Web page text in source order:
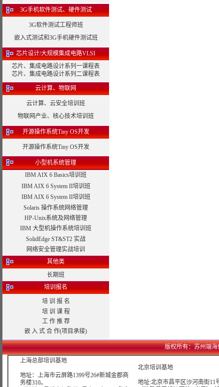
3G手机软件测试、硬件测试
3G软件测试工程师班
嵌入式测试和3G手机硬件测试班
芯片设计/大规模集成电路VLSI
芯片、集成电路设计系列一课程表
芯片、集成电路设计系列二课程表
云计算、物联网
云计算、云安全培训班
物联网产业、核心技术培训班
开源操作系统Tiny OS开发
开源操作系统Tiny OS开发
小型机系统管理
IBM AIX 6 Basics培训班
IBM AIX 6 System II培训班
IBM AIX 6 System II培训班
Solaris 操作系统网络管理
HP-Unix系统及网络管理
IBM 大型机操作系统培训班
SolidEdge ST&ST2 实战
网络安全管理实战培训
其他类
长期班
培训报名
培 训 报 名
培 训 课 程
工 作 推 荐
嵌 入 式 合 作(项目承接)
版权所有：苏州端海
上海总部培训基地
地址：上海市云屏路1399号26#新城金郡商
务楼310。
北京培训基地
地址:北京市昌平区沙河南街11